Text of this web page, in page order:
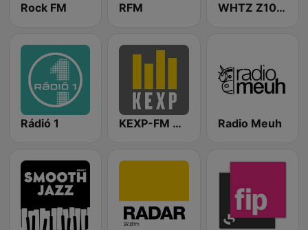
Rock FM RFM WHTZ Z100 New York
Rádió 1 KEXP-FM 90.3 Radio Meuh